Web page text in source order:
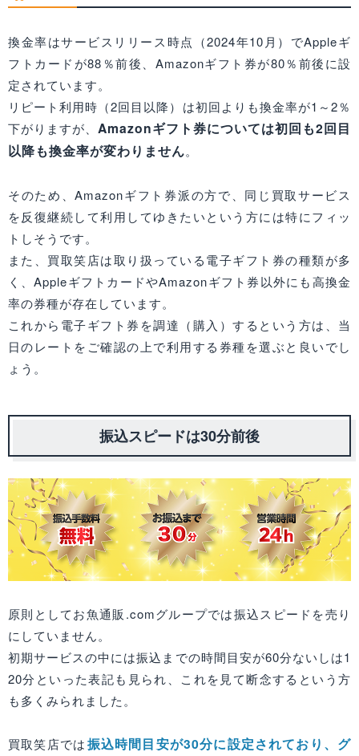
換金率はサービスリリース時点（2024年10月）でAppleギ
フトカードが88％前後、Amazonギフト券が80％前後に設
定されています。
リピート利用時（2回目以降）は初回よりも換金率が1～2％
下がりますが、 Amazonギフト券については初回も2回目
以降も換金率が変わりません。
そのため、Amazonギフト券派の方で、同じ買取サービス
を反復継続して利用してゆきたいという方には特にフィッ
トしそうです。
また、買取笑店は取り扱っている電子ギフト券の種類が多
く、AppleギフトカードやAmazonギフト券以外にも高換金
率の券種が存在しています。
これから電子ギフト券を調達（購入）するという方は、当
日のレートをご確認の上で利用する券種を選ぶと良いでし
ょう。
振込スピードは30分前後
原則としてお魚通販.comグループでは振込スピードを売り
にしていません。
初期サービスの中には振込までの時間目安が60分ないしは1
20分といった表記も見られ、これを見て断念するという方
も多くみられました。
買取笑店では振込時間目安が30分に設定されており、グ